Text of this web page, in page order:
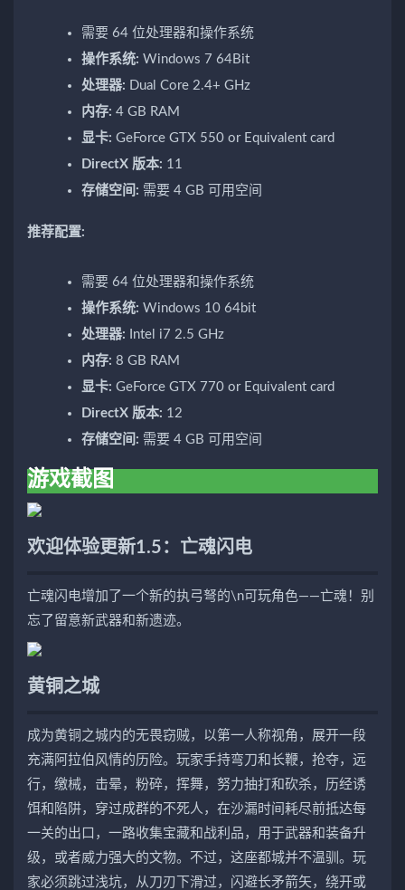
需要 64 位处理器和操作系统
操作系统: Windows 7 64Bit
处理器: Dual Core 2.4+ GHz
内存: 4 GB RAM
显卡: GeForce GTX 550 or Equivalent card
DirectX 版本: 11
存储空间: 需要 4 GB 可用空间
推荐配置:
需要 64 位处理器和操作系统
操作系统: Windows 10 64bit
处理器: Intel i7 2.5 GHz
内存: 8 GB RAM
显卡: GeForce GTX 770 or Equivalent card
DirectX 版本: 12
存储空间: 需要 4 GB 可用空间
游戏截图
欢迎体验更新1.5：亡魂闪电
亡魂闪电增加了一个新的执弓弩的\n可玩角色——亡魂！别
忘了留意新武器和新遗迹。
黄铜之城
成为黄铜之城内的无畏窃贼，以第一人称视角，展开一段
充满阿拉伯风情的历险。玩家手持弯刀和长鞭，抢夺，远
行，缴械，击晕，粉碎，挥舞，努力抽打和砍杀，历经诱
饵和陷阱，穿过成群的不死人，在沙漏时间耗尽前抵达每
一关的出口，一路收集宝藏和战利品，用于武器和装备升
级，或者威力强大的文物。不过，这座都城并不温驯。玩
家必须跳过浅坑，从刀刃下滑过，闪避长矛箭矢，绕开或